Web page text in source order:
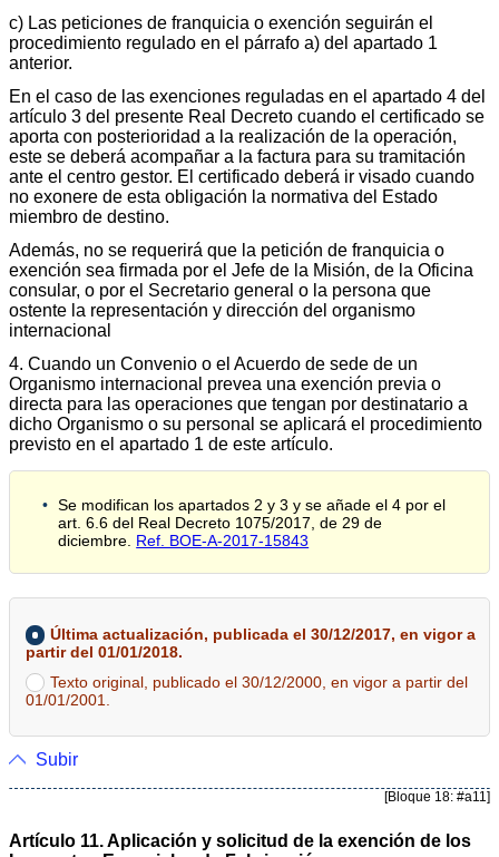
c) Las peticiones de franquicia o exención seguirán el
procedimiento regulado en el párrafo a) del apartado 1
anterior.
En el caso de las exenciones reguladas en el apartado 4 del
artículo 3 del presente Real Decreto cuando el certificado se
aporta con posterioridad a la realización de la operación,
este se deberá acompañar a la factura para su tramitación
ante el centro gestor. El certificado deberá ir visado cuando
no exonere de esta obligación la normativa del Estado
miembro de destino.
Además, no se requerirá que la petición de franquicia o
exención sea firmada por el Jefe de la Misión, de la Oficina
consular, o por el Secretario general o la persona que
ostente la representación y dirección del organismo
internacional
4. Cuando un Convenio o el Acuerdo de sede de un
Organismo internacional prevea una exención previa o
directa para las operaciones que tengan por destinatario a
dicho Organismo o su personal se aplicará el procedimiento
previsto en el apartado 1 de este artículo.
Se modifican los apartados 2 y 3 y se añade el 4 por el
art. 6.6 del Real Decreto 1075/2017, de 29 de
diciembre. Ref. BOE-A-2017-15843
Última actualización, publicada el 30/12/2017, en vigor a
partir del 01/01/2018.
Texto original, publicado el 30/12/2000, en vigor a partir del
01/01/2001.
Subir
[Bloque 18: #a11]
Artículo 11. Aplicación y solicitud de la exención de los